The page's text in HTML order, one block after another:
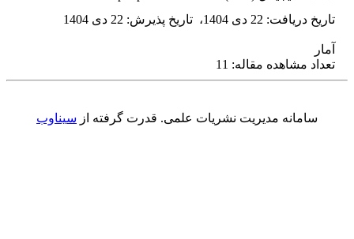
تاریخ دریافت: 22 دی 1404 ، تاریخ پذیرش: 22 دی 1404
آمار
تعداد مشاهده مقاله: 11
سامانه مدیریت نشریات علمی. قدرت گرفته از سیناوب